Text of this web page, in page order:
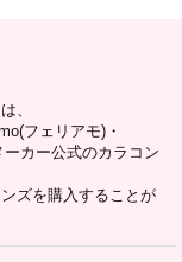
、
フェリアモ)・
カー公式のカラコン
ズを購入することが